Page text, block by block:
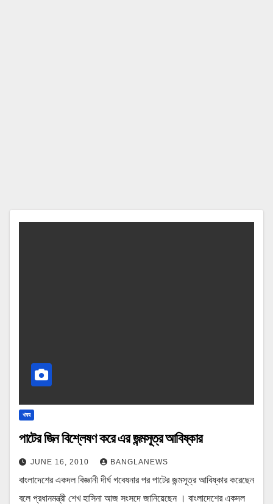
খবর
পাটের জিন বিশ্লেষণ করে এর জন্মসূত্র আবিষ্কার
JUNE 16, 2010 BANGLANEWS
বাংলাদেশের একদল বিজ্ঞানী দীর্ঘ গবেষনার পর পাটের জন্মসূত্র আবিষ্কার করেছেন
বলে প্রধানমন্ত্রী শেখ হাসিনা আজ সংসদে জানিয়েছেন । বাংলাদেশের একদল